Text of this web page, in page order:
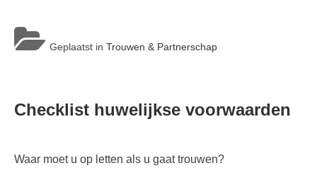
Geplaatst in Trouwen & Partnerschap
Checklist huwelijkse voorwaarden
Waar moet u op letten als u gaat trouwen?